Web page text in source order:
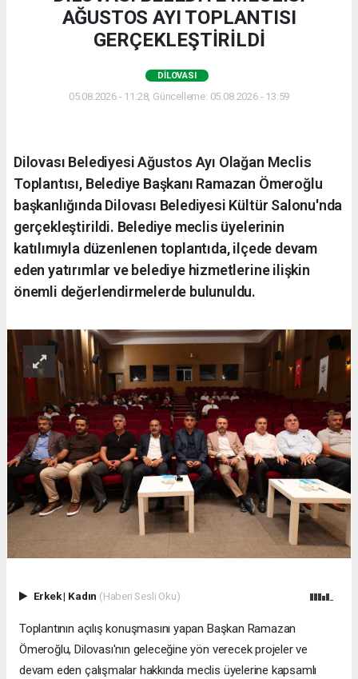
AĞUSTOS AYI TOPLANTISI
GERÇEKLEŞTİRİLDİ
DILOVASI
05.08.2026 - 11:28, Güncelleme: 05.08.2026 - 13:59
Dilovası Belediyesi Ağustos Ayı Olağan Meclis
Toplantısı, Belediye Başkanı Ramazan Ömeroğlu
başkanlığında Dilovası Belediyesi Kültür Salonu'nda
gerçekleştirildi. Belediye meclis üyelerinin
katılımıyla düzenlenen toplantıda, ilçede devam
eden yatırımlar ve belediye hizmetlerine ilişkin
önemli değerlendirmelerde bulunuldu.
Erkek| Kadın (Haberi Sesli Oku)
Toplantının açılış konuşmasını yapan Başkan Ramazan
Ömeroğlu, Dilovası'nın geleceğine yön verecek projeler ve
devam eden çalışmalar hakkında meclis üyelerine kapsamlı